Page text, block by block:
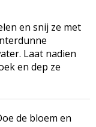
en snij ze met
Laat nadien
en dep ze
de bloem en